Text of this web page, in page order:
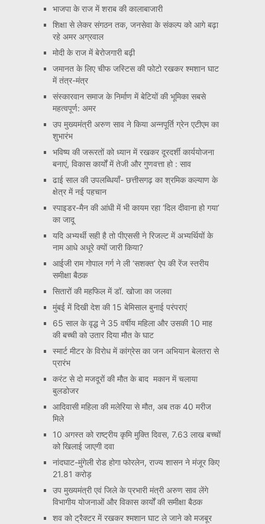
भाजपा के राज में शराब की कालाबाजारी
शिक्षा से लेकर संगठन तक, जनसेवा के संकल्प को आगे बढ़ा
रहे अमर अग्रवाल
मोदी के राज में बेरोजगारी बढ़ी
जमानत के लिए चीफ जस्टिस की फोटो रखकर श्मशान घाट
में तंत्र-मंत्र
संस्कारवान समाज के निर्माण में बेटियों की भूमिका सबसे
महत्वपूर्ण: अमर
उप मुख्यमंत्री अरुण साव ने किया अन्नपूर्ति ग्रेन एटीएम का
शुभारंभ
भविष्य की जरूरतों को ध्यान में रखकर दूरदर्शी कार्ययोजना
बनाएं, विकास कार्यों में तेजी और गुणवत्ता हो : साव
ढाई साल की उपलब्धियाँ- छत्तीसगढ़ का श्रमिक कल्याण के
क्षेत्र में नई पहचान
स्पाइडर-मैन की आंधी में भी कायम रहा ‘दिल दीवाना हो गया’
का जादू
यदि अभ्यर्थी सही है तो पीएससी ने रिजल्ट में अभ्यर्थियों के
नाम आधे अधूरे क्यों जारी किया?
आईजी राम गोपाल गर्ग ने ली ‘सशक्त’ ऐप की रेंज स्तरीय
समीक्षा बैठक
सितारों की महफिल में डॉ. खोजा का जलवा
मुंबई में दिखी देश की 15 बेमिसाल बुनाई परंपराएं
65 साल के वृद्ध ने 35 वर्षीय महिला और उसकी 10 माह
की बच्ची को उतार दिया मौत के घाट
स्मार्ट मीटर के विरोध में कांग्रेस का जन अभियान बेलतरा से
प्रारंभ
करंट से दो मजदूरों की मौत के बाद मकान में चलाया
बुलडोजर
आदिवासी महिला की मलेरिया से मौत, अब तक 40 मरीज
मिले
10 अगस्त को राष्ट्रीय कृमि मुक्ति दिवस, 7.63 लाख बच्चों
को खिलाई जाएगी दवा
नांदघाट-मुंगेली रोड होगा फोरलेन, राज्य शासन ने मंजूर किए
21.81 करोड़
उप मुख्यमंत्री एवं जिले के प्रभारी मंत्री अरुण साव लेंगे
विभागीय योजनाओं और विकास कार्यों की समीक्षा बैठक
शव को ट्रैक्टर में रखकर श्मशान घाट ले जाने को मजबूर